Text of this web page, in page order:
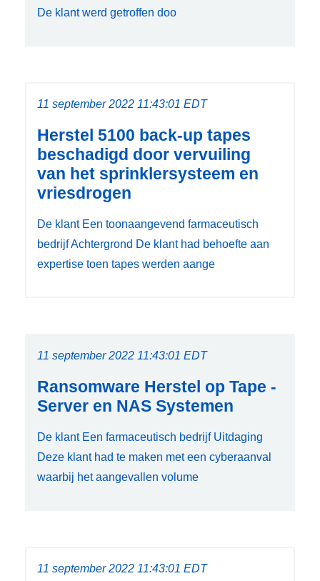
De klant werd getroffen doo
11 september 2022 11:43:01 EDT
Herstel 5100 back-up tapes
beschadigd door vervuiling
van het sprinklersysteem en
vriesdrogen
De klant Een toonaangevend farmaceutisch
bedrijf Achtergrond De klant had behoefte aan
expertise toen tapes werden aange
11 september 2022 11:43:01 EDT
Ransomware Herstel op Tape -
Server en NAS Systemen
De klant Een farmaceutisch bedrijf Uitdaging
Deze klant had te maken met een cyberaanval
waarbij het aangevallen volume
11 september 2022 11:43:01 EDT